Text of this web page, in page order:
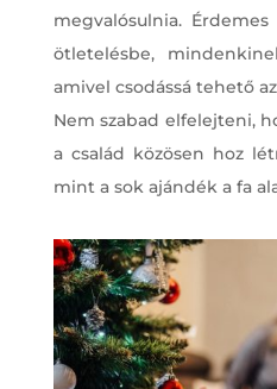
megvalósulnia.
ötletelésbe,
amivel csodássá tehető
Nem szabad elfelejteni,
a család közösen hoz
mint a sok ajándék a fa